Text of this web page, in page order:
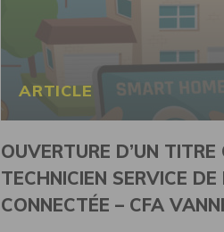
ARTICLE
OUVERTURE D’UN TITRE
TECHNICIEN SERVICE
CONNECTÉE – CFA